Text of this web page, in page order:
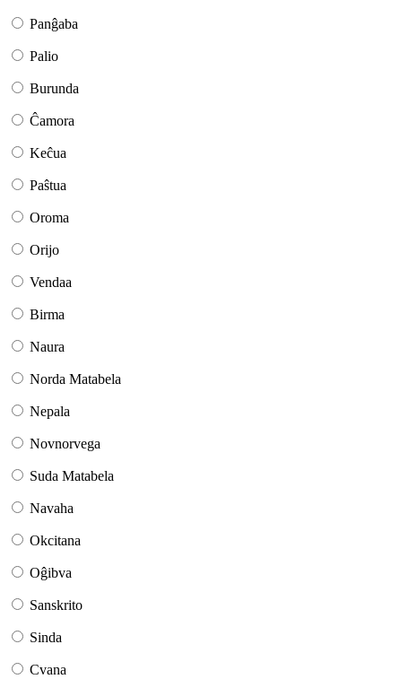
Panĝaba
Palio
Burunda
Ĉamora
Keĉua
Paŝtua
Oroma
Orijo
Vendaa
Birma
Naura
Norda Matabela
Nepala
Novnorvega
Suda Matabela
Navaha
Okcitana
Oĝibva
Sanskrito
Sinda
Cvana